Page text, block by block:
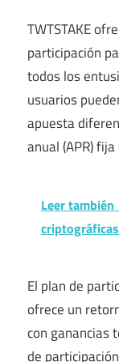
TWTSTAKE
participación
todos los
usuarios
apuesta
anual (APR)
Leer también
El plan de
ofrece un
con ganancias
de